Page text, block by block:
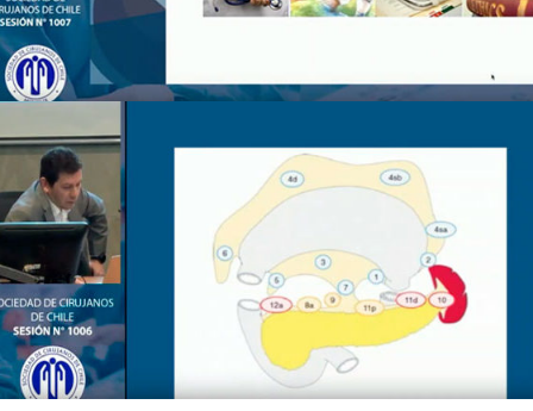
Streaming
SESIÓN Nº1006 – 10 DE AGOSTO DE 2019
Streaming